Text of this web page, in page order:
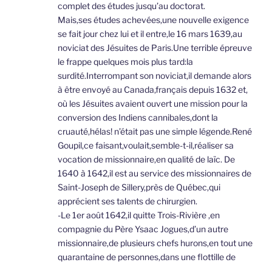
complet des études jusqu’au doctorat.
Mais,ses études achevées,une nouvelle exigence
se fait jour chez lui et il entre,le 16 mars 1639,au
noviciat des Jésuites de Paris.Une terrible épreuve
le frappe quelques mois plus tard:la
surdité.Interrompant son noviciat,il demande alors
à être envoyé au Canada,français depuis 1632 et,
où les Jésuites avaient ouvert une mission pour la
conversion des Indiens cannibales,dont la
cruauté,hélas! n’était pas une simple légende.René
Goupil,ce faisant,voulait,semble-t-il,réaliser sa
vocation de missionnaire,en qualité de laïc. De
1640 à 1642,il est au service des missionnaires de
Saint-Joseph de Sillery,près de Québec,qui
apprécient ses talents de chirurgien.
-Le 1er août 1642,il quitte Trois-Rivière ,en
compagnie du Père Ysaac Jogues,d’un autre
missionnaire,de plusieurs chefs hurons,en tout une
quarantaine de personnes,dans une flottille de